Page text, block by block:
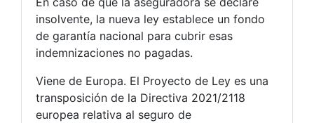
insolvente, la nueva ley establece un fondo
de garantía nacional para cubrir esas
indemnizaciones no pagadas.
Viene de Europa. El Proyecto de Ley es una
transposición de la Directiva 2021/2118
europea relativa al seguro de